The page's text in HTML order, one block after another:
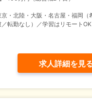
・北陸・大阪・名古屋・福岡（
転勤なし）／学習はリモートOK
求人詳細を見